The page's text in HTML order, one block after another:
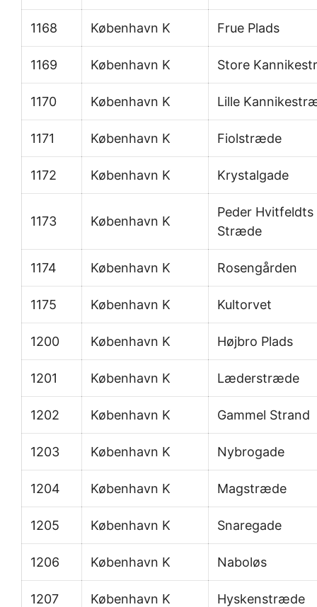
1168 København K Frue Plads
1169 København K Store
1170 København K Lille
1171 København K Fiolstræde
1172 København K Krystalgade
1173 København K
Peder Hvitfeldts
Stræde
1174 København K Rosengården
1175 København K Kultorvet
1200 København K Højbro Plads
1201 København K Læderstræde
1202 København K Gammel Strand
1203 København K Nybrogade
1204 København K Magstræde
1205 København K Snaregade
1206 København K Naboløs
1207 København K Hyskenstræde